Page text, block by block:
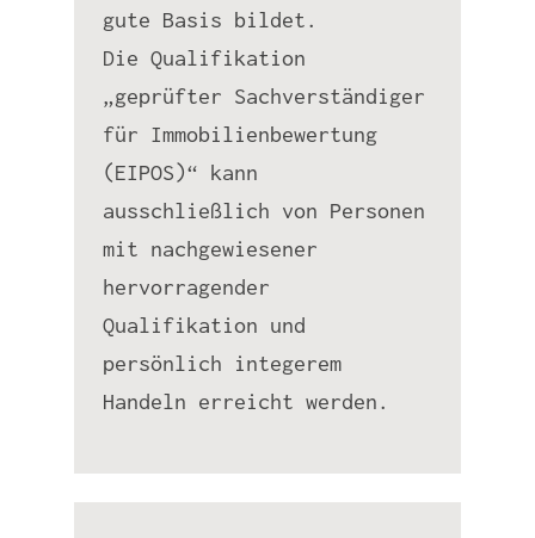
gute Basis bildet.
Die Qualifikation
„geprüfter Sachverständiger
für Immobilienbewertung
(EIPOS)“ kann
ausschließlich von Personen
mit nachgewiesener
hervorragender
Qualifikation und
persönlich integerem
Handeln erreicht werden.